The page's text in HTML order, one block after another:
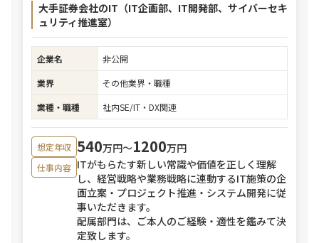
大手証券会社のIT（IT企画部、IT開発部、サイバーセキ
ュリティ推進室）
企業名
非公開
業界
その他業界・職種
業種・職種
社内SE/IT・DX関連
想定年収 540万円〜1200万円
仕事内容 ITがもらたす新しい常識や価値を正しく理解
し、経営戦略や業務戦略に連動するIT施策の企
画立案・プロジェクト推進・システム開発に従
事いただきます。
配属部門は、ご本人のご経験・適性を鑑みて決
定致します。